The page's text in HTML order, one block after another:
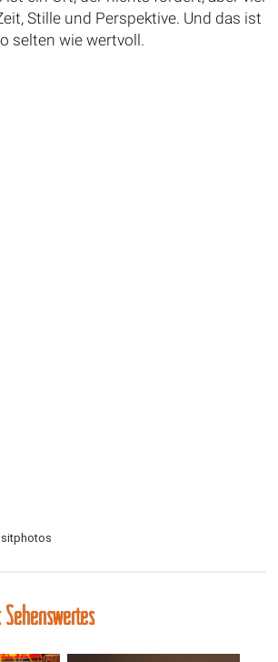
Stille und Perspektive. Und das ist
selten wie wertvoll.